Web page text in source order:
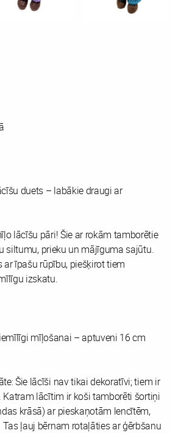
duets – labākie draugi ar
lācīšu pāri! Šie ar rokām tamborētie
siltumu, prieku un mājīguma sajūtu.
īpašu rūpību, piešķirot tiem
izskatu.
mīļošanai – aptuveni 16 cm
Šie lācīši nav tikai dekoratīvi; tiem ir
lācītim ir koši tamborēti šortiņi
krāsā) ar pieskaņotām lencītēm,
ļauj bērnam rotaļāties ar ģērbšanu